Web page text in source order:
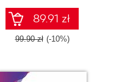
89.91 zł
99.90 zł (-10%)